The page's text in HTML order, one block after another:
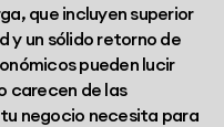
que incluyen superior
y un sólido retorno de
pueden lucir
carecen de las
negocio necesita para